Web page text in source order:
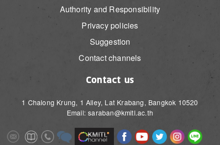
Authority and Responsibility
Privacy policies
Suggestion
Contact channels
Contact us
1 Chalong Krung, 1 Alley, Lat Krabang, Bangkok 10520
Email: saraban@kmitl.ac.th
ImageImageImageImage Image ImageImageImageImageImage